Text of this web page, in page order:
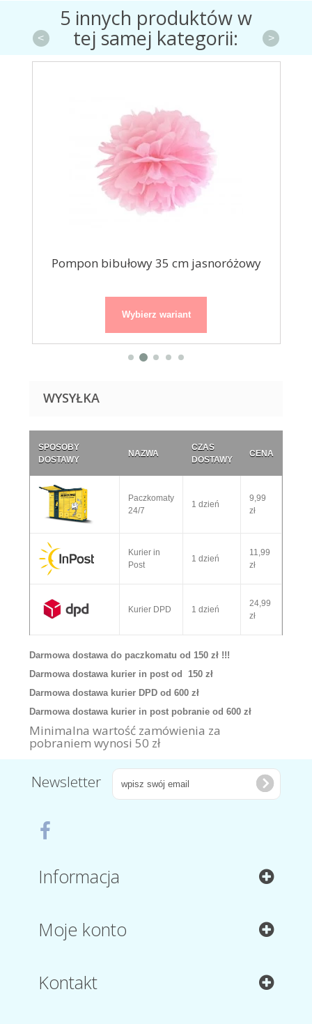
5 innych produktów w
tej samej kategorii:
Pompon bibułowy 35 cm jasnoróżowy
Wybierz wariant
< >
WYSYŁKA
SPOSOBY
DOSTAWY
NAZWA
CZAS
DOSTAWY
CENA
Paczkomaty
24/7
1 dzień
9,99
zł
Kurier in
Post
1 dzień
11,99
zł
Kurier DPD 1 dzień
24,99
zł
Darmowa dostawa do paczkomatu od 150 zł !!!
Darmowa dostawa kurier in post od 150 zł
Darmowa dostawa kurier DPD od 600 zł
Darmowa dostawa kurier in post pobranie od 600 zł
Minimalna wartość zamówienia za
pobraniem wynosi 50 zł
Newsletter
Informacja
Moje konto
Kontakt